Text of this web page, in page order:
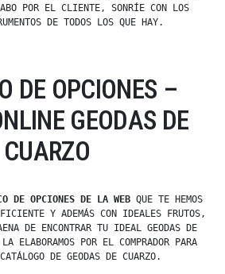
POR EL CLIENTE, SONRÍE CON LOS
DE TODOS LOS QUE HAY.
DE OPCIONES –
GEODAS DE
CUARZO
DE OPCIONES DE LA WEB QUE TE HEMOS
Y ADEMÁS CON IDEALES FRUTOS,
DE ENCONTRAR TU IDEAL GEODAS DE
ELABORAMOS POR EL COMPRADOR PARA
DE GEODAS DE CUARZO.